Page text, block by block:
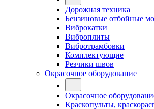
Дорожная техника
Бензиновые отбойные
Виброкатки
Виброплиты
Вибротрамбовки
Комплектующие
Резчики швов
Окрасочное оборудование
Окрасочное
Краскопульты,